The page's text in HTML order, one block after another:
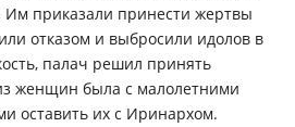
Им приказали принести жертвы
отказом и выбросили идолов в
палач решил принять
женщин была с малолетними
оставить их с Иринархом.